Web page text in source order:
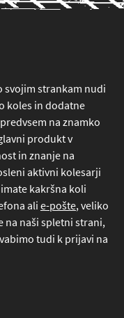
svojim strankam nudi
koles in dodatne
na znamko
produkt v
in znanje na
aktivni kolesarji
kakršna koli
ali e-pošte, veliko
na naši spletni strani,
tudi k prijavi na